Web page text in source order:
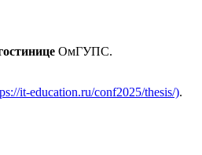
ОмГУПС.
it-education.ru/conf2025/thesis/).